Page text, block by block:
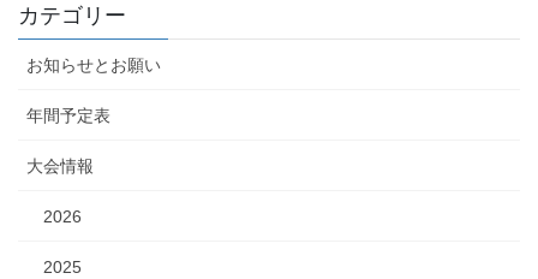
カテゴリー
お知らせとお願い
年間予定表
大会情報
2026
2025